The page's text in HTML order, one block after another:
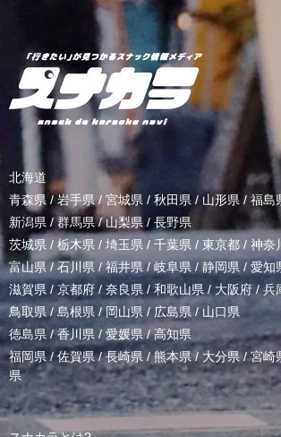
北海道
青森県 / 岩手県/ 宮城県 / 秋田県 / 山形県/ 福島
新潟県 /群馬県/山梨県 / 長野県
茨城県 / 栃木県 / 埼玉県 / 千葉県 / 東京都 / 神奈
富山県 /石川県/福井県/岐阜県 / 静岡県 / 愛知
滋賀県 / 京都府 / 奈良県 / 和歌山県/ 大阪府 /兵
鳥取県/ 島根県 /岡山県/ 広島県 / 山口県
徳島県 /香川県 / 愛媛県/高知県
福岡県/佐賀県/長崎県 /熊本県/ 大分県/宮崎
県